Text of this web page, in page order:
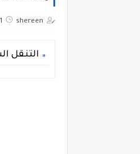
shereen
01
التنقل